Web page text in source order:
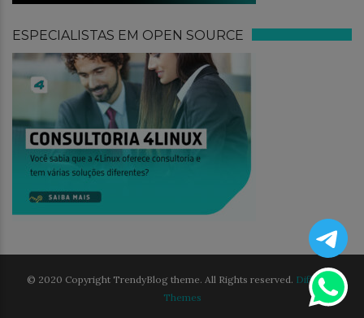
ESPECIALISTAS EM OPEN SOURCE
© 2020 Copyright TrendyBlog theme. All Rights reserved. Different
Themes